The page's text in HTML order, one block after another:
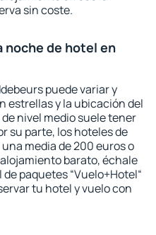
sin coste.
noche de hotel en
puede variar y
estrellas y la ubicación del
nivel medio suele tener
su parte, los hoteles de
media de 200 euros o
barato, échale
paquetes “Vuelo+Hotel“
tu hotel y vuelo con